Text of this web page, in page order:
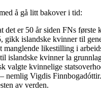
å gå litt bakover i tid:
det er 50 år siden FNs første
gikk islandske kvinner til
manglende likestilling i
islandske kvinner la
valgte kvinnelige
nemlig Vigdis
av verden.